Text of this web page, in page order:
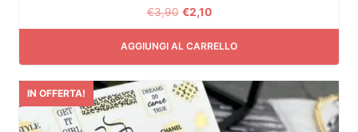
€3,90 €2,10
AGGIUNGI AL CARRELLO
IN OFFERTA!